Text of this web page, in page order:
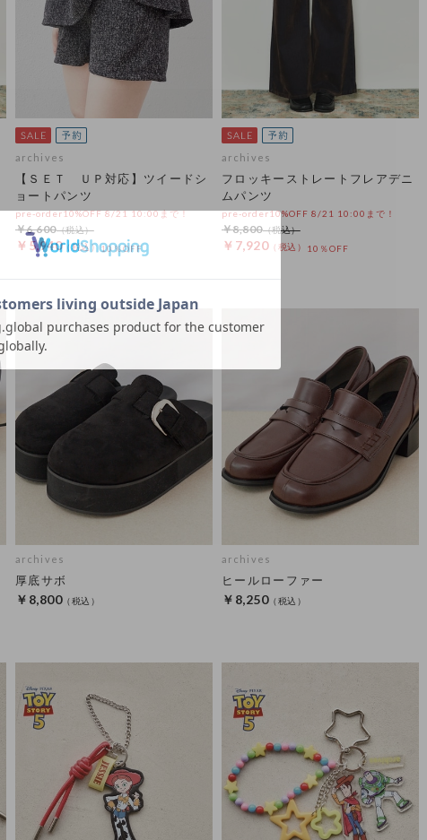
archives
【ＳＥＴ ＵＰ対応】ツイードシ
ョートパンツ
pre-order10%OFF 8/21 10:00まで！
￥5,940 10％OFF
￥6,600
archives
フロッキーストレートフレアデニ
ムパンツ
pre-order10%OFF 8/21 10:00まで！
￥7,920 10％OFF
￥8,800
archives
厚底サボ
￥8,800
archives
ヒールローファー
￥8,250